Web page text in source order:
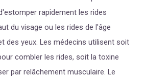
rapidement les rides
du visage ou les rides de l'âge
des yeux. Les médecins utilisent soit
combler les rides, soit la toxine
par relâchement musculaire. Le